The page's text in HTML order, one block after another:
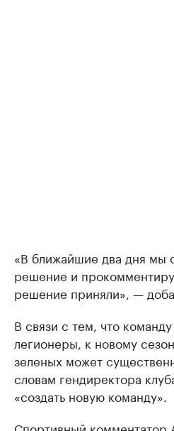
«В ближайшие два дня мы
решение и
решение приняли», —
В связи с тем, что
легионеры, к новому
зеленых может
словам гендиректора
«создать новую команду».